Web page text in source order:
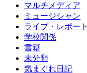
マルチメディア
ミュージシャン
ライブ・レポート
学校関係
書籍
未分類
気まぐれ日記